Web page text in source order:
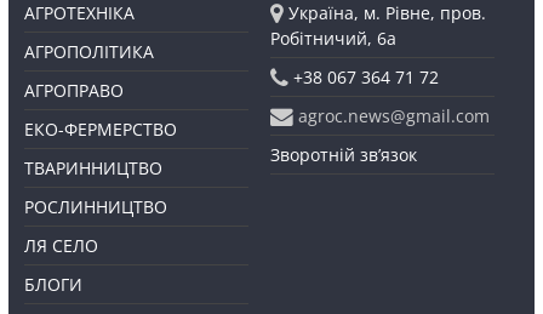
АГРОТЕХНІКА
АГРОПОЛІТИКА
АГРОПРАВО
ЕКО-ФЕРМЕРСТВО
ТВАРИННИЦТВО
РОСЛИННИЦТВО
ЛЯ СЕЛО
БЛОГИ
Україна, м. Рівне, пров.
Робітничий, 6а
+38 067 364 71 72
agroc.news@gmail.com
Зворотній зв’язок